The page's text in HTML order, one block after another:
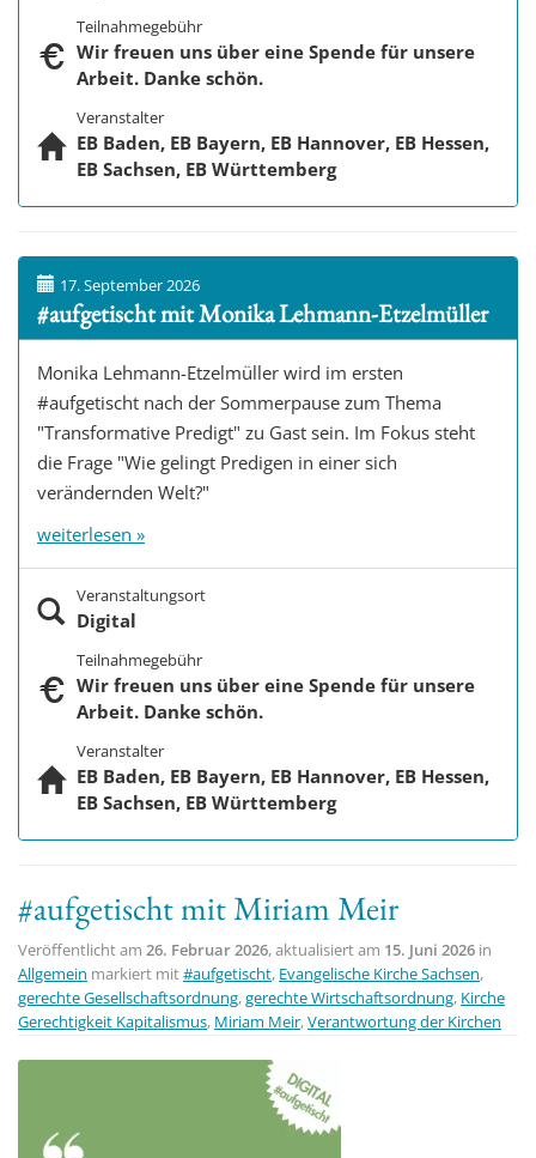
Teilnahmegebühr
Wir freuen uns über eine Spende für unsere
Arbeit. Danke schön.
Veranstalter
EB Baden, EB Bayern, EB Hannover, EB Hessen,
EB Sachsen, EB Württemberg
17. September 2026
#aufgetischt mit Monika Lehmann-Etzelmüller
Monika Lehmann-Etzelmüller wird im ersten
#aufgetischt nach der Sommerpause zum Thema
"Transformative Predigt" zu Gast sein. Im Fokus steht
die Frage "Wie gelingt Predigen in einer sich
verändernden Welt?"
weiterlesen »
Veranstaltungsort
Digital
Teilnahmegebühr
Wir freuen uns über eine Spende für unsere
Arbeit. Danke schön.
Veranstalter
EB Baden, EB Bayern, EB Hannover, EB Hessen,
EB Sachsen, EB Württemberg
#aufgetischt mit Miriam Meir
Veröffentlicht am 26. Februar 2026, aktualisiert am 15. Juni 2026 in
Allgemein markiert mit#aufgetischt, Evangelische Kirche Sachsen,
gerechte Gesellschaftsordnung,gerechte Wirtschaftsordnung, Kirche
Gerechtigkeit Kapitalismus, Miriam Meir,Verantwortung der Kirchen